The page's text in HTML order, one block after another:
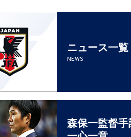
ニュース一覧
NEWS
森保一監督